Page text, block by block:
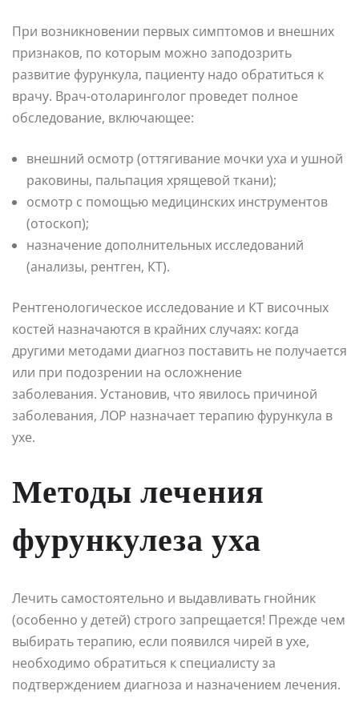
При возникновении первых симптомов и внешних
признаков, по которым можно заподозрить
развитие фурункула, пациенту надо обратиться к
врачу. Врач-отоларинголог проведет полное
обследование, включающее:
внешний осмотр (оттягивание мочки уха и ушной
раковины, пальпация хрящевой ткани);
осмотр с помощью медицинских инструментов
(отоскоп);
назначение дополнительных исследований
(анализы, рентген, КТ).
Рентгенологическое исследование и КТ височных
костей назначаются в крайних случаях: когда
другими методами диагноз поставить не получается
или при подозрении на осложнение
заболевания. Установив, что явилось причиной
заболевания, ЛОР назначает терапию фурункула в
ухе.
Методы лечения
фурункулеза уха
Лечить самостоятельно и выдавливать гнойник
(особенно у детей) строго запрещается! Прежде чем
выбирать терапию, если появился чирей в ухе,
необходимо обратиться к специалисту за
подтверждением диагноза и назначением лечения.